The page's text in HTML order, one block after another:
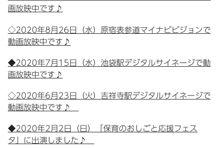
画放映中です♪
◇2020年8月26日（水）原宿表参道マイナビビジョンで
動画放映中です♪
◆2020年7月15日（水）池袋駅デジタルサイネージで動
画放映中です♪
◇2020年6月23日（火）吉祥寺駅デジタルサイネージで
動画放映中です♪
◆2020年2月2日（日）「保育のおしごと応援フェス
タ」に出演しました♪